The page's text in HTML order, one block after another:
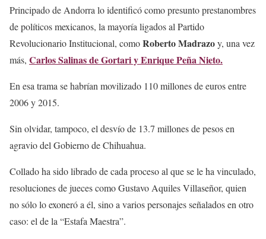
Principado de Andorra lo identificó como presunto prestanombres
de políticos mexicanos, la mayoría ligados al Partido
Revolucionario Institucional, comoRoberto Madrazoy, una vez
más, Carlos Salinas de Gortari y Enrique Peña Nieto.
En esa trama se habrían movilizado 110 millones de euros entre
2006 y 2015.
Sin olvidar, tampoco, el desvío de 13.7 millones de pesos en
agravio del Gobierno de Chihuahua.
Collado ha sido librado de cada proceso al que se le ha vinculado,
resoluciones de jueces como Gustavo Aquiles Villaseñor, quien
no sólo lo exoneró a él, sino a varios personajes señalados en otro
caso: el de la “Estafa Maestra”.